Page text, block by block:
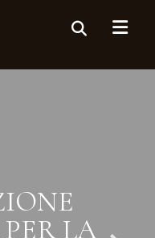
LA